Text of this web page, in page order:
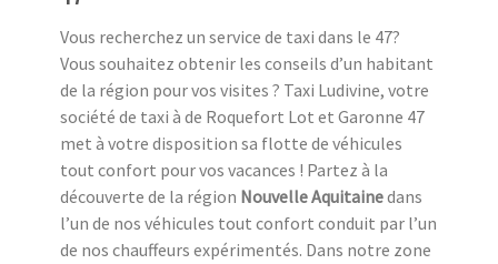
Vous recherchez un service de taxi dans le 47?
Vous souhaitez obtenir les conseils d’un habitant
de la région pour vos visites ? Taxi Ludivine, votre
société de taxi à de Roquefort Lot et Garonne 47
met à votre disposition sa flotte de véhicules
tout confort pour vos vacances ! Partez à la
découverte de la région Nouvelle Aquitainedans
l’un de nos véhicules tout confort conduit par l’un
de nos chauffeurs expérimentés. Dans notre zone